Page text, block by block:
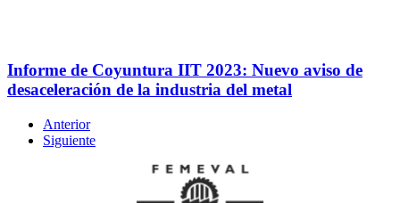
Informe de Coyuntura IIT 2023: Nuevo aviso de
desaceleración de la industria del metal
Anterior
Siguiente